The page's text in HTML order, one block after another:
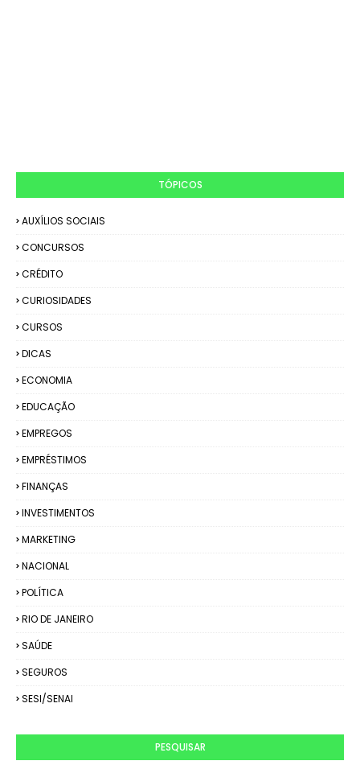
TÓPICOS
AUXÍLIOS SOCIAIS
CONCURSOS
CRÉDITO
CURIOSIDADES
CURSOS
DICAS
ECONOMIA
EDUCAÇÃO
EMPREGOS
EMPRÉSTIMOS
FINANÇAS
INVESTIMENTOS
MARKETING
NACIONAL
POLÍTICA
RIO DE JANEIRO
SAÚDE
SEGUROS
SESI/SENAI
PESQUISAR